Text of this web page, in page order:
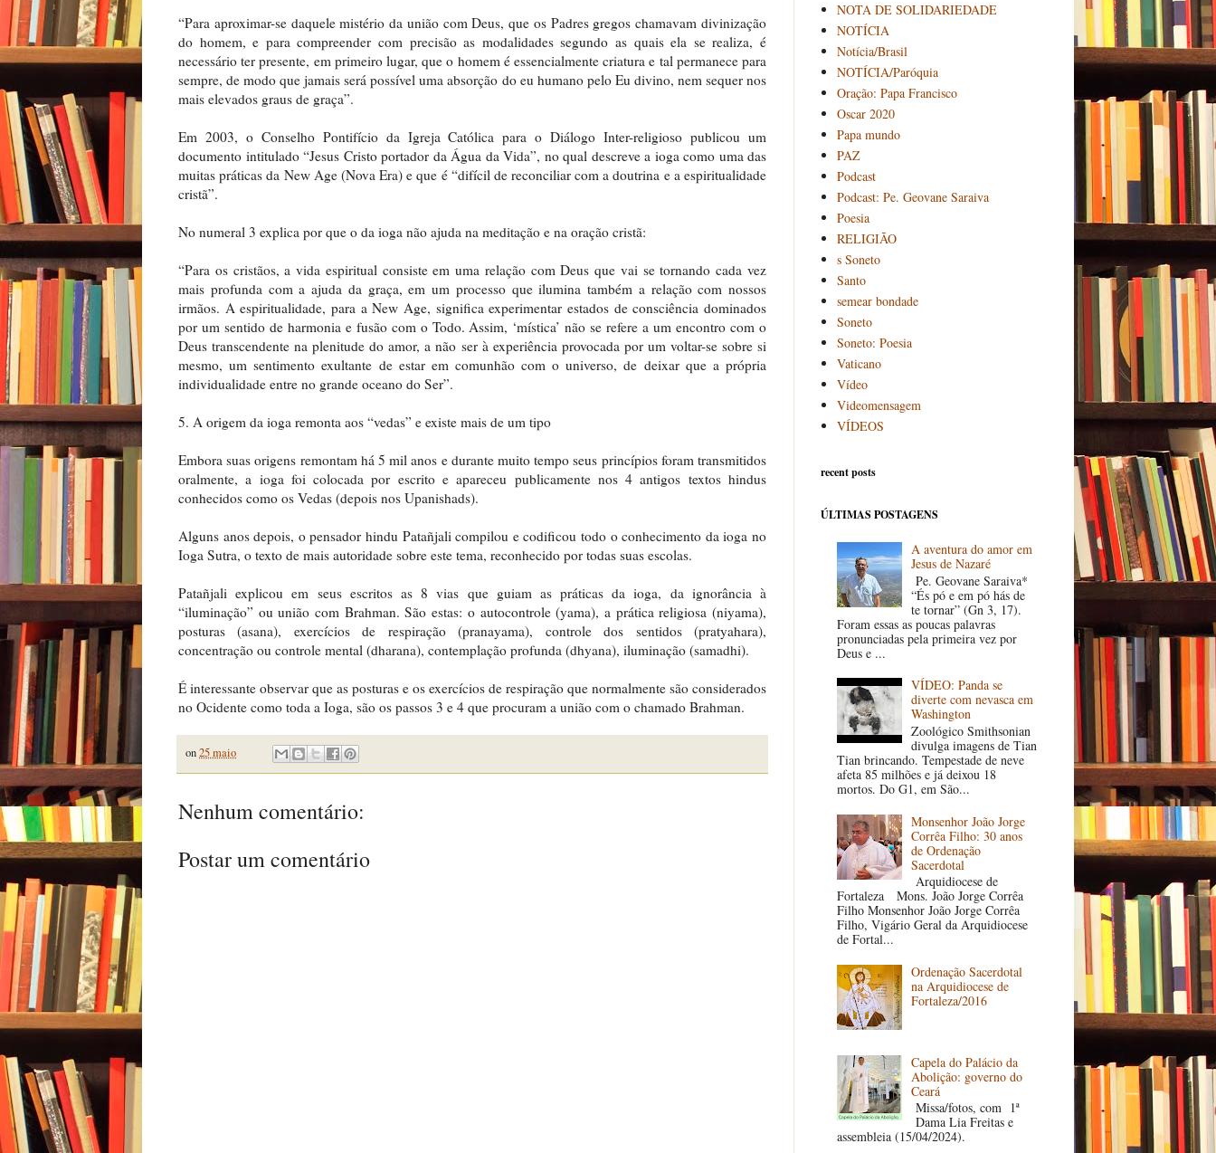
“Para aproximar-se daquele mistério da união com Deus, que os Padres gregos chamavam divinização
do homem, e para compreender com precisão as modalidades segundo as quais ela se realiza, é
necessário ter presente, em primeiro lugar, que o homem é essencialmente criatura e tal permanece para
sempre, de modo que jamais será possível uma absorção do eu humano pelo Eu divino, nem sequer nos
mais elevados graus de graça”.
Em 2003, o Conselho Pontifício da Igreja Católica para o Diálogo Inter-religioso publicou um
documento intitulado “Jesus Cristo portador da Água da Vida”, no qual descreve a ioga como uma das
muitas práticas da New Age (Nova Era) e que é “difícil de reconciliar com a doutrina e a espiritualidade
cristã”.
No numeral 3 explica por que o da ioga não ajuda na meditação e na oração cristã:
“Para os cristãos, a vida espiritual consiste em uma relação com Deus que vai se tornando cada vez
mais profunda com a ajuda da graça, em um processo que ilumina também a relação com nossos
irmãos. A espiritualidade, para a New Age, significa experimentar estados de consciência dominados
por um sentido de harmonia e fusão com o Todo. Assim, ‘mística’ não se refere a um encontro com o
Deus transcendente na plenitude do amor, a não ser à experiência provocada por um voltar-se sobre si
mesmo, um sentimento exultante de estar em comunhão com o universo, de deixar que a própria
individualidade entre no grande oceano do Ser”.
5. A origem da ioga remonta aos “vedas” e existe mais de um tipo
Embora suas origens remontam há 5 mil anos e durante muito tempo seus princípios foram transmitidos
oralmente, a ioga foi colocada por escrito e apareceu publicamente nos 4 antigos textos hindus
conhecidos como os Vedas (depois nos Upanishads).
Alguns anos depois, o pensador hindu Patañjali compilou e codificou todo o conhecimento da ioga no
Ioga Sutra, o texto de mais autoridade sobre este tema, reconhecido por todas suas escolas.
Patañjali explicou em seus escritos as 8 vias que guiam as práticas da ioga, da ignorância à
“iluminação” ou união com Brahman. São estas: o autocontrole (yama), a prática religiosa (niyama),
posturas (asana), exercícios de respiração (pranayama), controle dos sentidos (pratyahara),
concentração ou controle mental (dharana), contemplação profunda (dhyana), iluminação (samadhi).
É interessante observar que as posturas e os exercícios de respiração que normalmente são considerados
no Ocidente como toda a Ioga, são os passos 3 e 4 que procuram a união com o chamado Brahman.
on25 maio
Nenhum comentário:
Postar um comentário
NOTA DE SOLIDARIEDADE
NOTÍCIA
Notícia/Brasil
NOTÍCIA/Paróquia
Oração: Papa Francisco
Oscar 2020
Papa mundo
PAZ
Podcast
Podcast: Pe. Geovane Saraiva
Poesia
RELIGIÃO
s Soneto
Santo
semear bondade
Soneto
Soneto: Poesia
Vaticano
Vídeo
Videomensagem
VÍDEOS
recent posts
ÚLTIMAS POSTAGENS
A aventura do amor em
Jesus de Nazaré
Pe. Geovane Saraiva*
“És pó e em pó hás de
te tornar” (Gn 3, 17).
Foram essas as poucas palavras
pronunciadas pela primeira vez por
Deus e ...
VÍDEO: Panda se
diverte com nevasca em
Washington
Zoológico Smithsonian
divulga imagens de Tian
Tian brincando. Tempestade de neve
afeta 85 milhões e já deixou 18
mortos. Do G1, em São...
Monsenhor João Jorge
Corrêa Filho: 30 anos
de Ordenação
Sacerdotal
Arquidiocese de
Fortaleza Mons. João Jorge Corrêa
Filho Monsenhor João Jorge Corrêa
Filho, Vigário Geral da Arquidiocese
de Fortal...
Ordenação Sacerdotal
na Arquidiocese de
Fortaleza/2016
Capela do Palácio da
Abolição: governo do
Ceará
Missa/fotos, com 1ª
Dama Lia Freitas e
assembleia (15/04/2024).